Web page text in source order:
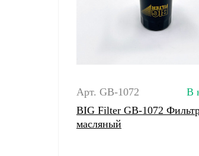
Арт. GB-1072
В
BIG Filter GB-1072
масляный